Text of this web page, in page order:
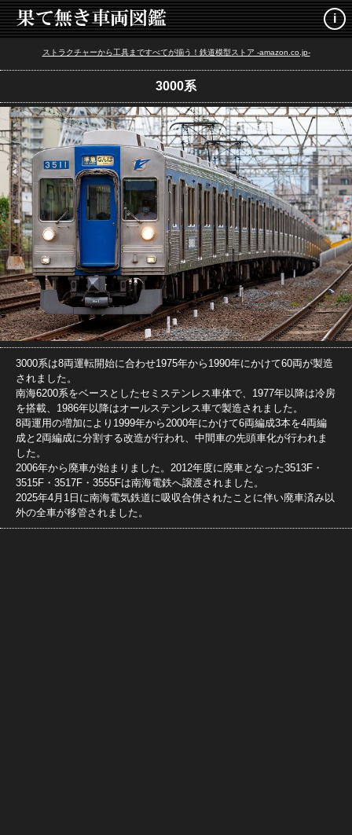
i
ストラクチャーから工具まですべてが揃う！鉄道模型ストア -amazon.co.jp-
3000系
3000系は8両運転開始に合わせ1975年から1990年にかけて60両が製造
されました。
南海6200系をベースとしたセミステンレス車体で、1977年以降は冷房
を搭載、1986年以降はオールステンレス車で製造されました。
8両運用の増加により1999年から2000年にかけて6両編成3本を4両編
成と2両編成に分割する改造が行われ、中間車の先頭車化が行われま
した。
2006年から廃車が始まりました。2012年度に廃車となった3513F・
3515F・3517F・3555Fは南海電鉄へ譲渡されました。
2025年4月1日に南海電気鉄道に吸収合併されたことに伴い廃車済み以
外の全車が移管されました。